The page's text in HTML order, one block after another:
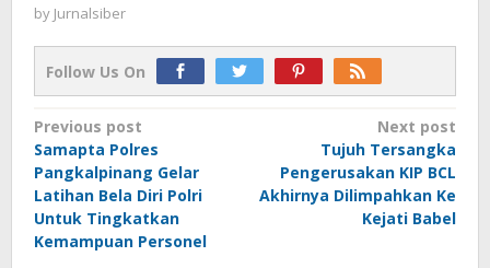
by Jurnalsiber
Follow Us On
Post
navigation
Previous post
Samapta Polres
Pangkalpinang Gelar
Latihan Bela Diri Polri
Untuk Tingkatkan
Kemampuan Personel
Next post
Tujuh Tersangka
Pengerusakan KIP BCL
Akhirnya Dilimpahkan Ke
Kejati Babel